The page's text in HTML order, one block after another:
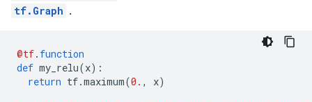
        int_val: 0
      }
}
node {
  name: "Greater"
tf.Graph .
@tf. function
def my_relu(x):
return tf.maximum(0. , x)